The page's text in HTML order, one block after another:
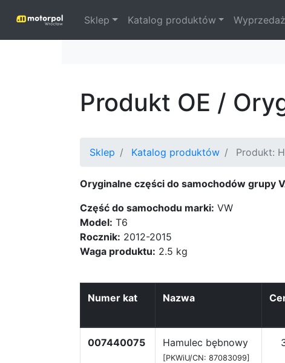
Sklep Katalog produktów
Produkt OE /
Sklep Katalog produktów Produkt:
Oryginalne części do samochodów grupy
Część do samochodu marki: VW
Model: T6
Rocznik: 2012-2015
Waga produktu: 2.5 kg
Numer kat Nazwa
007440075 Hamulec bębnowy
[PKWiU/CN: 87083099]